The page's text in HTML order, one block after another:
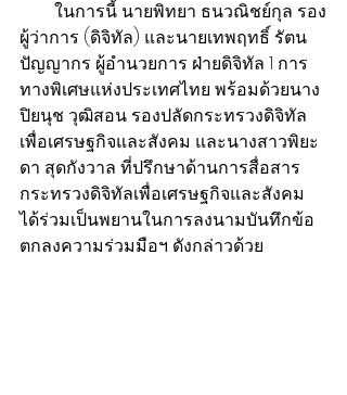
ผู้ว่าการ (ดิจิทัล) และนายเทพฤทธิ์ รัตน
ปัญญากร ผู้อำนวยการ ฝ่ายดิจิทัล 1 การ
ทางพิเศษแห่งประเทศไทย พร้อมด้วยนาง
ปิยนุช วุฒิสอน รองปลัดกระทรวงดิจิทัล
เพื่อเศรษฐกิจและสังคม และนางสาวพิยะ
ดา สุดกังวาล ที่ปรึกษาด้านการสื่อสาร
กระทรวงดิจิทัลเพื่อเศรษฐกิจและสังคม
ได้ร่วมเป็นพยานในการลงนามบันทึกข้อ
ตกลงความร่วมมือฯ ดังกล่าวด้วย